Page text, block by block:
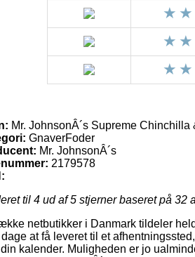
Mr. JohnsonÂ´s Supreme
GnaverFoder
Mr. JohnsonÂ´s
2179578
til 4 ud af 5 stjerner baseret på 32
netbutikker i Danmark tildeler
at få leveret til et
kalender. Muligheden er jo